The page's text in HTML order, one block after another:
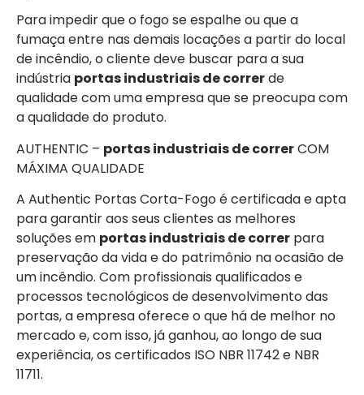
Para impedir que o fogo se espalhe ou que a
fumaça entre nas demais locações a partir do local
de incêndio, o cliente deve buscar para a sua
indústria portas industriais de correrde
qualidade com uma empresa que se preocupa com
a qualidade do produto.
AUTHENTIC – portas industriais de correrCOM
MÁXIMA QUALIDADE
A Authentic Portas Corta-Fogo é certificada e apta
para garantir aos seus clientes as melhores
soluções em portas industriais de correr para
preservação da vida e do patrimônio na ocasião de
um incêndio. Com profissionais qualificados e
processos tecnológicos de desenvolvimento das
portas, a empresa oferece o que há de melhor no
mercado e, com isso, já ganhou, ao longo de sua
experiência, os certificados ISO NBR 11742 e NBR
11711.